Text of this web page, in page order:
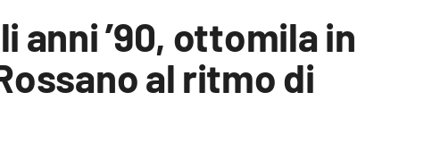
anni ’90, ottomila in
al ritmo di